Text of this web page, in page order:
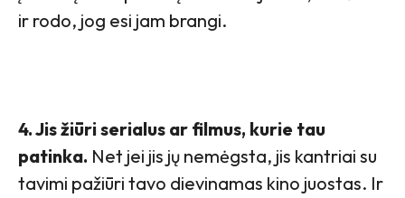
ir rodo, jog esi jam brangi.
4. Jis žiūri serialus ar filmus, kurie tau
patinka. Net jei jis jų nemėgsta, jis kantriai su
tavimi pažiūri tavo dievinamas kino juostas. Ir